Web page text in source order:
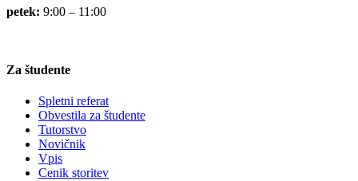
petek: 9:00 – 11:00
Za študente
Spletni referat
Obvestila za študente
Tutorstvo
Novičnik
Vpis
Cenik storitev